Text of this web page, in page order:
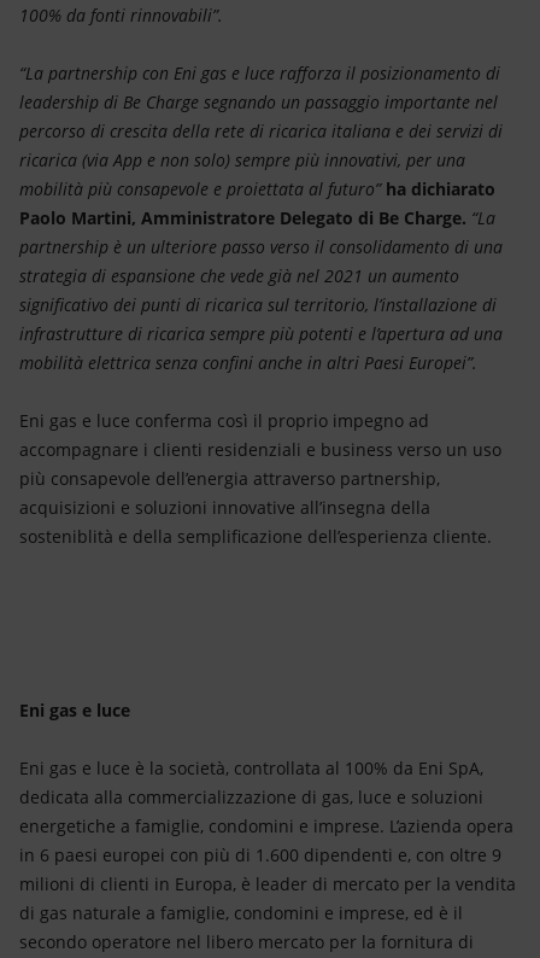
100% da fonti rinnovabili”.
“La partnership con Eni gas e luce rafforza il posizionamento di
leadership di Be Charge segnando un passaggio importante nel
percorso di crescita della rete di ricarica italiana e dei servizi di
ricarica (via App e non solo) sempre più innovativi, per una
mobilità più consapevole e proiettata al futuro” ha dichiarato
Paolo Martini, Amministratore Delegato di Be Charge. “La
partnership è un ulteriore passo verso il consolidamento di una
strategia di espansione che vede già nel 2021 un aumento
significativo dei punti di ricarica sul territorio, l’installazione di
infrastrutture di ricarica sempre più potenti e l’apertura ad una
mobilità elettrica senza confini anche in altri Paesi Europei”.
Eni gas e luce conferma così il proprio impegno ad
accompagnare i clienti residenziali e business verso un uso
più consapevole dell’energia attraverso partnership,
acquisizioni e soluzioni innovative all’insegna della
sosteniblità e della semplificazione dell’esperienza cliente.
Eni gas e luce
Eni gas e luce è la società, controllata al 100% da Eni SpA,
dedicata alla commercializzazione di gas, luce e soluzioni
energetiche a famiglie, condomini e imprese. L’azienda opera
in 6 paesi europei con più di 1.600 dipendenti e, con oltre 9
milioni di clienti in Europa, è leader di mercato per la vendita
di gas naturale a famiglie, condomini e imprese, ed è il
secondo operatore nel libero mercato per la fornitura di